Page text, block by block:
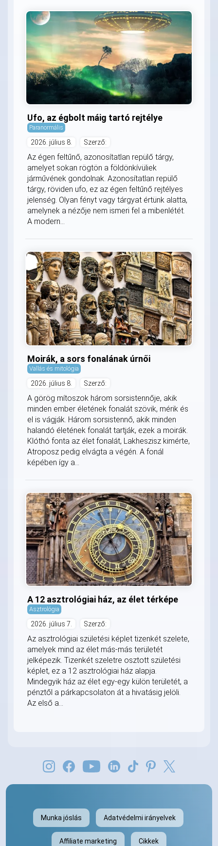
Ufo, az égbolt máig tartó rejtélye
Paranormális
2026. július 8. Szerző:
Az égen feltűnő, azonosítatlan repülő tárgy,
amelyet sokan rögtön a földönkívüliek
járművének gondolnak. Azonosítatlan repülő
tárgy, röviden ufo, ez az égen feltűnő rejtélyes
jelenség. Olyan fényt vagy tárgyat értünk alatta,
amelynek a nézője nem ismeri fel a mibenlétét.
A modern...
Moirák, a sors fonalának úrnői
Vallás és mitológia
2026. július 8. Szerző:
A görög mítoszok három sorsistennője, akik
minden ember életének fonalát szövik, mérik és
el is vágják. Három sorsistennő, akik minden
halandó életének fonalát tartják, ezek a moirák.
Klóthó fonta az élet fonalát, Lakheszisz kimérte,
Atroposz pedig elvágta a végén. A fonál
képében így a...
A 12 asztrológiai ház, az élet térképe
Asztrológia
2026. július 7. Szerző:
Az asztrológiai születési képlet tizenkét szelete,
amelyek mind az élet más-más területét
jelképezik. Tizenkét szeletre osztott születési
képlet, ez a 12 asztrológiai ház alapja.
Mindegyik ház az élet egy-egy külön területét, a
pénztől a párkapcsolaton át a hivatásig jelöli.
Az első a...
Munka jóslás Adatvédelmi irányelvek
Affiliate marketing Cikkek